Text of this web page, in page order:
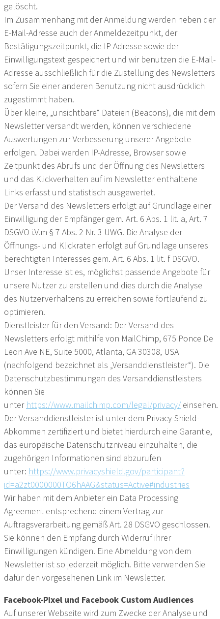
gelöscht.
Im Zusammenhang mit der Anmeldung werden neben der
E-Mail-Adresse auch der Anmeldezeitpunkt, der
Bestätigungszeitpunkt, die IP-Adresse sowie der
Einwilligungstext gespeichert und wir benutzen die E-Mail-
Adresse ausschließlich für die Zustellung des Newsletters
sofern Sie einer anderen Benutzung nicht ausdrücklich
zugestimmt haben.
Über kleine, „unsichtbare“ Dateien (Beacons), die mit dem
Newsletter versandt werden, können verschiedene
Auswertungen zur Verbesserung unserer Angebote
erfolgen. Dabei werden IP-Adresse, Browser sowie
Zeitpunkt des Abrufs und der Öffnung des Newsletters
und das Klickverhalten auf im Newsletter enthaltene
Links erfasst und statistisch ausgewertet.
Der Versand des Newsletters erfolgt auf Grundlage einer
Einwilligung der Empfänger gem. Art. 6 Abs. 1 lit. a, Art. 7
DSGVO i.V.m § 7 Abs. 2 Nr. 3 UWG. Die Analyse der
Öffnungs- und Klickraten erfolgt auf Grundlage unseres
berechtigten Interesses gem. Art. 6 Abs. 1 lit. f DSGVO.
Unser Interesse ist es, möglichst passende Angebote für
unsere Nutzer zu erstellen und dies durch die Analyse
des Nutzerverhaltens zu erreichen sowie fortlaufend zu
optimieren.
Dienstleister für den Versand: Der Versand des
Newsletters erfolgt mithilfe von MailChimp, 675 Ponce De
Leon Ave NE, Suite 5000, Atlanta, GA 30308, USA
(nachfolgend bezeichnet als „Versanddienstleister“). Die
Datenschutzbestimmungen des Versanddienstleisters
können Sie
unter https://www.mailchimp.com/legal/privacy/ einsehen.
Der Versanddienstleister ist unter dem Privacy-Shield-
Abkommen zertifiziert und bietet hierdurch eine Garantie,
das europäische Datenschutzniveau einzuhalten, die
zugehörigen Informationen sind abzurufen
unter: https://www.privacyshield.gov/participant?
id=a2zt0000000TO6hAAG&status=Active#industries
Wir haben mit dem Anbieter ein Data Processing
Agreement entsprechend einem Vertrag zur
Auftragsverarbeitung gemäß Art. 28 DSGVO geschlossen.
Sie können den Empfang durch Widerruf ihrer
Einwilligungen kündigen. Eine Abmeldung von dem
Newsletter ist so jederzeit möglich. Bitte verwenden Sie
dafür den vorgesehenen Link im Newsletter.
Facebook-Pixel und Facebook Custom Audiences
Auf unserer Webseite wird zum Zwecke der Analyse und